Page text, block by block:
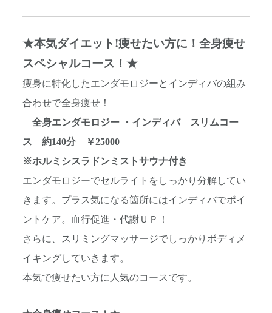
★本気ダイエット!痩せたい方に！全身痩せ
スペシャルコース！★
痩身に特化したエンダモロジーとインディバの組み
合わせで全身痩せ！
全身エンダモロジー ・インディバ スリムコー
ス 約140分 ￥25000
※ホルミシスラドンミストサウナ付き
エンダモロジーでセルライトをしっかり分解してい
きます。プラス気になる箇所にはインディバでポイ
ントケア。血行促進・代謝ＵＰ！
さらに、スリミングマッサージでしっかりボディメ
イキングしていきます。
本気で痩せたい方に人気のコースです。